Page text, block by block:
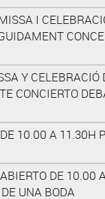
I
Y CELEBRACIÓ
CONCIERTO
10.00 A 11.30H
DE 10.00
UNA BODA